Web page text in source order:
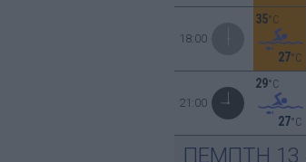
18:00
35°C
27°C
21:00
29°C
27°C
ΠΕΜΠΤΗ 13